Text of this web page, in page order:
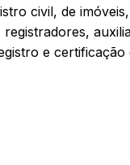
civil, de
e certificação